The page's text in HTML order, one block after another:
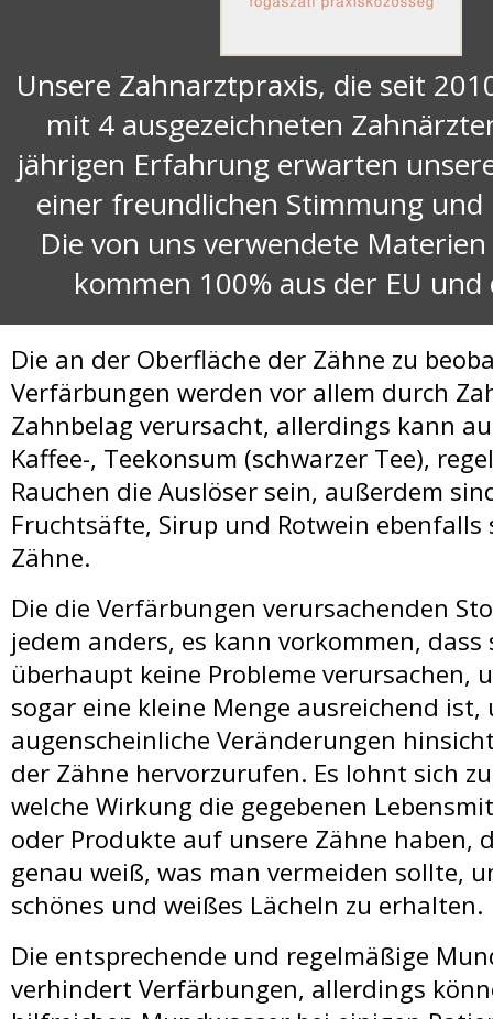
Top Zahnarzt Ungarn
AGB
Impressum
Unsere Zahnarztpraxis, die seit
mit 4 ausgezeichneten
jährigen Erfahrung erwarten
einer freundlichen Stimmung und
Die von uns verwendete
kommen 100% aus der EU und
Die an der Oberfläche der Zähne zu
Verfärbungen werden vor allem durch
Zahnbelag verursacht, allerdings kann
Kaffee-, Teekonsum (schwarzer Tee),
Rauchen die Auslöser sein, außerdem
Fruchtsäfte, Sirup und Rotwein
Zähne.
Die die Verfärbungen verursachenden
jedem anders, es kann vorkommen, dass
überhaupt keine Probleme verursachen,
sogar eine kleine Menge ausreichend ist,
augenscheinliche Veränderungen
der Zähne hervorzurufen. Es lohnt sich
welche Wirkung die gegebenen
oder Produkte auf unsere Zähne haben,
genau weiß, was man vermeiden sollte,
schönes und weißes Lächeln zu erhalten.
Die entsprechende und regelmäßige
verhindert Verfärbungen, allerdings